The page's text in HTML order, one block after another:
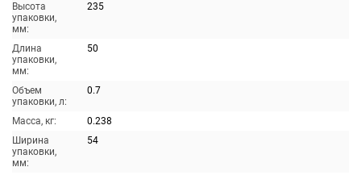
Высота
упаковки,
мм:
235
Длина
упаковки,
мм:
50
Объем
упаковки, л:
0.7
Масса, кг:
0.238
Ширина
упаковки,
мм:
54